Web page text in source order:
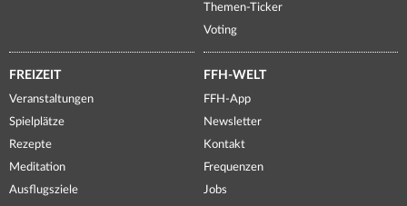
Themen-Ticker
Voting
FREIZEIT
Veranstaltungen
Spielplätze
Rezepte
Meditation
Ausflugsziele
FFH-WELT
FFH-App
Newsletter
Kontakt
Frequenzen
Jobs